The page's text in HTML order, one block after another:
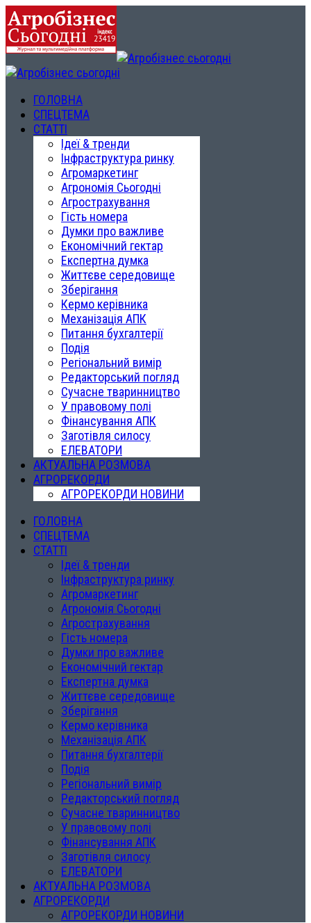
ГОЛОВНА
СПЕЦТЕМА
СТАТТІ
Ідеї & тренди
Інфраструктура ринку
Агромаркетинг
Агрономія Сьогодні
Агрострахування
Гість номера
Думки про важливе
Економічний гектар
Експертна думка
Життєве середовище
Зберігання
Кермо керівника
Механізація АПК
Питання бухгалтерії
Подія
Регіональний вимір
Редакторський погляд
Сучасне тваринництво
У правовому полі
Фінансування АПК
Заготівля силосу
ЕЛЕВАТОРИ
АКТУАЛЬНА РОЗМОВА
АГРОРЕКОРДИ
АГРОРЕКОРДИ НОВИНИ
ГОЛОВНА
СПЕЦТЕМА
СТАТТІ
Ідеї & тренди
Інфраструктура ринку
Агромаркетинг
Агрономія Сьогодні
Агрострахування
Гість номера
Думки про важливе
Економічний гектар
Експертна думка
Життєве середовище
Зберігання
Кермо керівника
Механізація АПК
Питання бухгалтерії
Подія
Регіональний вимір
Редакторський погляд
Сучасне тваринництво
У правовому полі
Фінансування АПК
Заготівля силосу
ЕЛЕВАТОРИ
АКТУАЛЬНА РОЗМОВА
АГРОРЕКОРДИ
АГРОРЕКОРДИ НОВИНИ